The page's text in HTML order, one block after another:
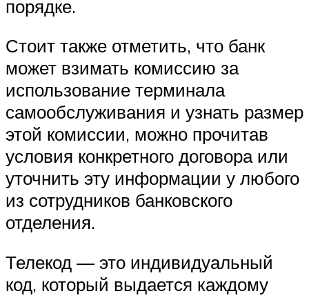
порядке.
Стоит также отметить, что банк
может взимать комиссию за
использование терминала
самообслуживания и узнать размер
этой комиссии, можно прочитав
условия конкретного договора или
уточнить эту информации у любого
из сотрудников банковского
отделения.
Телекод — это индивидуальный
код, который выдается каждому